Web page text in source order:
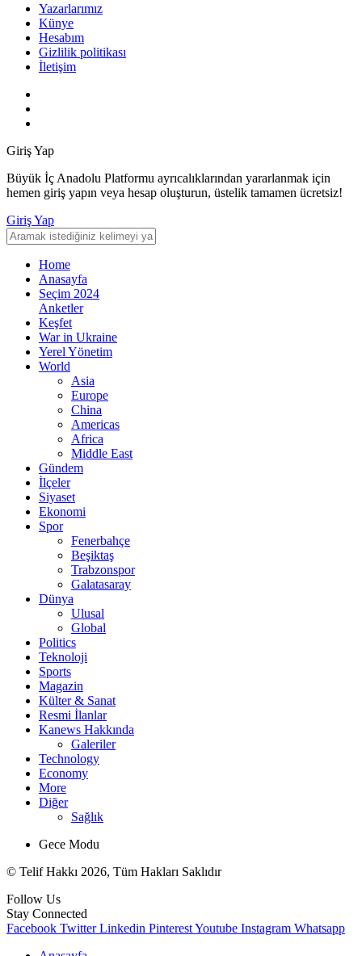
Yazarlarımız
Künye
Hesabım
Gizlilik politikası
İletişim
Giriş Yap
Büyük İç Anadolu Platformu ayrıcalıklarından yararlanmak için
hemen giriş yapın veya hesap oluşturun, üstelik tamamen ücretsiz!
Giriş Yap
Home
Anasayfa
Seçim 2024
Anketler
Keşfet
War in Ukraine
Yerel Yönetim
World
Asia
Europe
China
Americas
Africa
Middle East
Gündem
İlçeler
Siyaset
Ekonomi
Spor
Fenerbahçe
Beşiktaş
Trabzonspor
Galatasaray
Dünya
Ulusal
Global
Politics
Teknoloji
Sports
Magazin
Külter & Sanat
Resmi İlanlar
Kanews Hakkında
Galeriler
Technology
Economy
More
Diğer
Sağlık
Gece Modu
© Telif Hakkı 2026, Tüm Hakları Saklıdır
Follow Us
Stay Connected
Facebook Twitter Linkedin PinterestYoutube Instagram Whatsapp